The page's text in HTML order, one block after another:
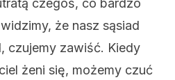
czegoś, co bardzo
że nasz sąsiad
czujemy zawiść. Kiedy
żeni się, możemy czuć